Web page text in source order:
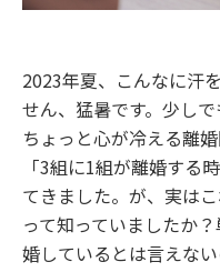
2023年夏、こんなに汗
せん、猛暑です。少し
ちょっと心が冷える離婚
「3組に1組が離婚する
てきました。が、実は
って知っていましたか
婚しているとは言えな